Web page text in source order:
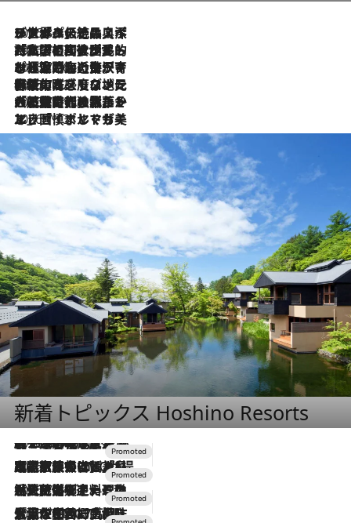
2026.8.8
リスボンの絶品スイーツ「パステル・デ・ナタ」とは？ポルトガル伝統の奥深い世界へ
2026.7.27
「私の祖国はポルトガル語です」国民的詩人フェルナンド・ペソアと、彼が愛した文学の街を歩く
2026.7.26
ポルトガル近海が育む極上の海の幸。キリリと冷えた白ワインと愉しむ、シーフード専門店の贅沢
2026.7.22
伝統の味をモダンに昇華。高感度な地元客が集う、リスボンの最旬ガストロノミー
2026.7.21
大航海時代の栄華から、震災、独裁、そして革命へ。ポルトガル・首都リスボンの石畳に刻まれた「歴史の光と影」
2026.7.13
エッセイ・ヤマザキマリ「慎ましくも美しき国 ポルトガル」
新着トピックス Hoshino Resorts
2026.8.7
【トンボの足水浴】ヒノキの香りに包まれて涼感マックス！約13℃の湧水かけ流しを避暑地「星野温泉 トンボの湯」で体験
2026.7.31
【ホテル帰省】という選択肢をOMOが提案。家族とほどよい距離を保つには「昼は実家、夜は気兼ねなくホテルで！」
2026.7.24
【夏限定ディナーコース】旬を迎える稚鮎や花ズッキーニなどをイタリア・トスカーナの郷土料理の手法で満喫！
2026.7.17
「土佐和ハーブかき氷」がOMO7高知に登場！生姜、山椒、大葉など目にも舌にも涼を呼ぶ郷土の味